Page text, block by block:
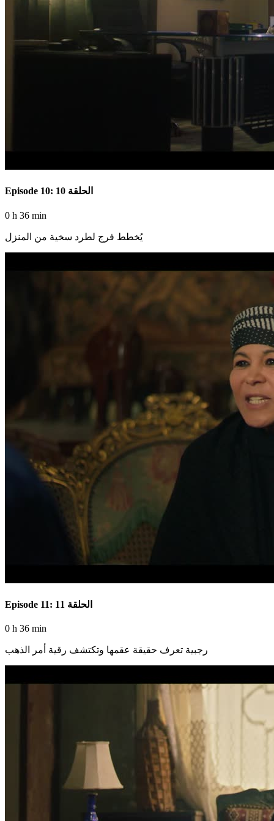
Episode 10: الحلقة 10
0 h 36 min
يُخطط فرج لطرد سخية من المنزل
Episode 11: الحلقة 11
0 h 36 min
رجبية تعرف حقيقة عقمها وتكتشف رقية أمر الذهب